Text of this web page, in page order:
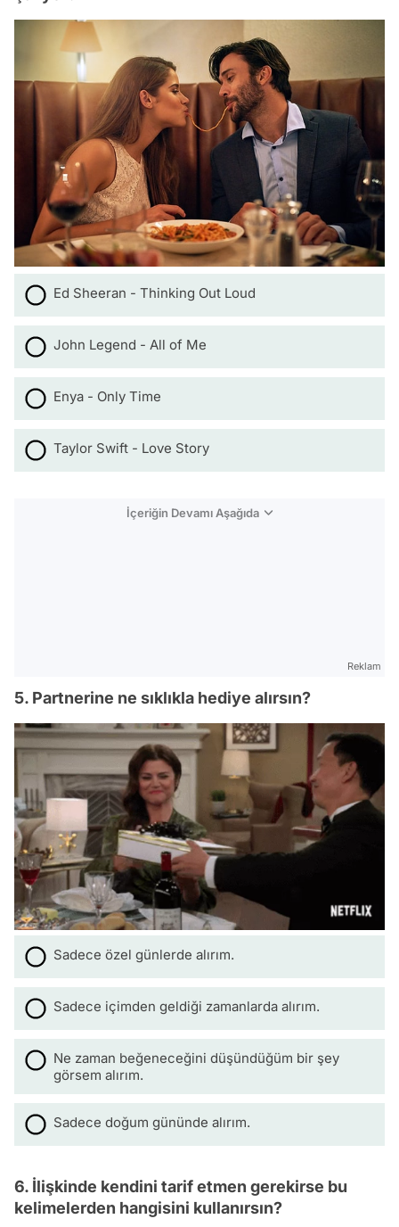
Ed Sheeran - Thinking Out Loud
John Legend - All of Me
Enya - Only Time
Taylor Swift - Love Story
İçeriğin Devamı Aşağıda
Reklam
5. Partnerine ne sıklıkla hediye alırsın?
Sadece özel günlerde alırım.
Sadece içimden geldiği zamanlarda alırım.
Ne zaman beğeneceğini düşündüğüm bir şey
görsem alırım.
Sadece doğum gününde alırım.
6. İlişkinde kendini tarif etmen gerekirse bu
kelimelerden hangisini kullanırsın?